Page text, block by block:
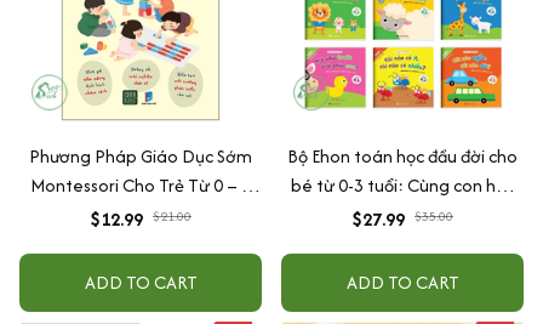
Phương Pháp Giáo Dục Sớm
Montessori Cho Trẻ Từ 0 – 3
Tuổi
$12.99 $21.00
ADD TO CART
Bộ Ehon toán học đầu đời cho
bé từ 0-3 tuổi: Cùng con học
toán (song ngữ Việt Anh)
$27.99 $35.00
ADD TO CART